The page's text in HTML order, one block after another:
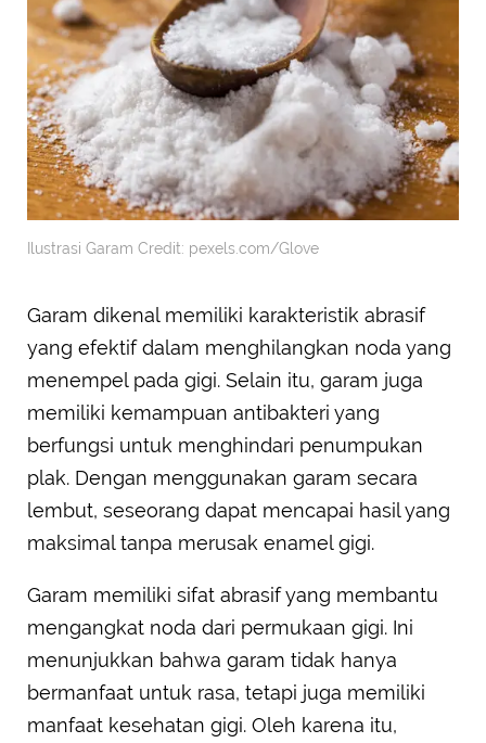
Ilustrasi Garam Credit: pexels.com/Glove
Garam dikenal memiliki karakteristik abrasif
yang efektif dalam menghilangkan noda yang
menempel pada gigi. Selain itu, garam juga
memiliki kemampuan antibakteri yang
berfungsi untuk menghindari penumpukan
plak. Dengan menggunakan garam secara
lembut, seseorang dapat mencapai hasil yang
maksimal tanpa merusak enamel gigi.
Garam memiliki sifat abrasif yang membantu
mengangkat noda dari permukaan gigi. Ini
menunjukkan bahwa garam tidak hanya
bermanfaat untuk rasa, tetapi juga memiliki
manfaat kesehatan gigi. Oleh karena itu,